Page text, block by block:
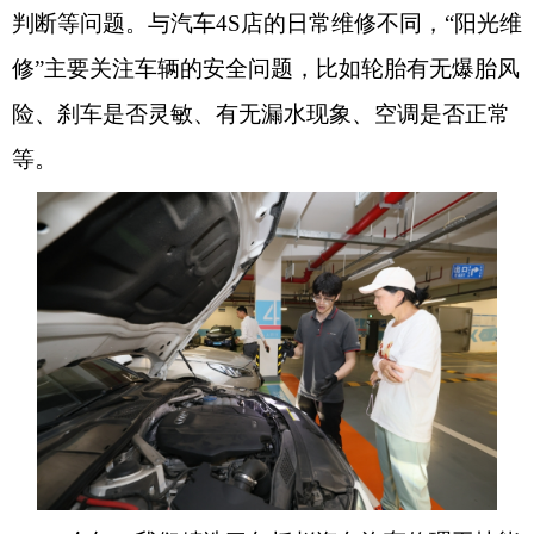
判断等问题。与汽车4S店的日常维修不同，“阳光维
修”主要关注车辆的安全问题，比如轮胎有无爆胎风
险、刹车是否灵敏、有无漏水现象、空调是否正常
等。